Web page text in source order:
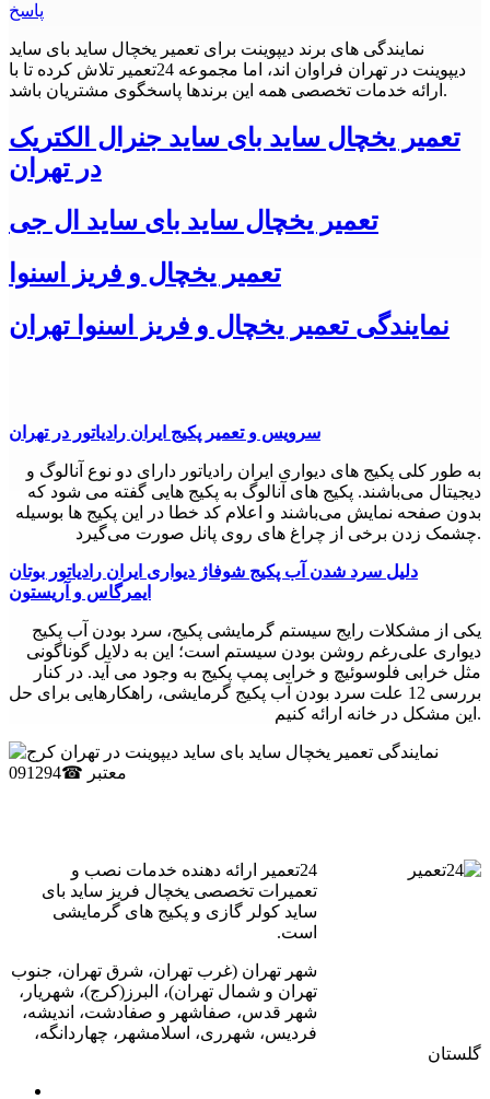
غذاهای تازه و منجمد بسیار مفید هستند. با این حال، همانطور که هر
دستگاه الکترونیکی دیگری، یخچال و فریزر دیپوینت نیز با مشکلات
و خرابی‌های خود روبرو می‌شوند. در این مقاله، به بررسی مشکلات
رایج یخچال و فریزر و راه‌حل‌های آن‌ها پرداختیم. با رعایت نکات
مهم و استفاده از تعمیرکاران ماهر و مجرب، می‌توانید دستگاه خود
را به بهترین شکل تعمیر کنید و از آن برای مدت طولانی استفاده
(غرب تهران، شرق تهران، جنوب
تهران و شمال تهران)
24تعمیر تلاش کرده است تا با جذب کارشناسان مجرب و متخصص
در زمنیه
تعمیر یخچال ساید بای ساید دیپوینت
در حومه شهر تهران و استان تهران پاسخگوی خدمات تعمیر و نصب
لوازم خانگی در شهرهایشهرری، اسلامشهر، چهاردانگه، گلستان،
باشد .
پاسخ
نمایندگی های برند دیپوینت برای تعمیر یخچال ساید بای ساید
دیپوینت در تهران فراوان اند، اما مجموعه 24تعمیر تلاش کرده تا با
ارائه خدمات تخصصی همه این برندها پاسخگوی مشتریان باشد.
تعمیر یخچال ساید بای ساید جنرال الکتریک
در تهران
تعمیر یخچال ساید بای ساید ال جی
تعمیر یخچال و فریز اسنوا
نمایندگی تعمیر یخچال و فریز اسنوا تهران
سرویس و تعمیر پکیج ایران رادیاتور در تهران
به طور کلی پکیج های دیواری ایران رادیاتور دارای دو نوع آنالوگ و
دیجیتال می‌باشند. پکیج های آنالوگ به پکیج هایی گفته می شود که
بدون صفحه نمایش می‌باشند و اعلام کد خطا در این پکیج ها بوسیله
چشمک زدن برخی از چراغ های روی پانل صورت می‌گیرد.
دلیل سرد شدن آب پکیج شوفاژ دیواری ایران رادیاتور بوتان
ایمرگاس و آریستون
یکی از مشکلات رایج سیستم گرمایشی پکیج، سرد بودن آب پکیج
دیواری علی‌رغم روشن بودن سیستم است؛ این به دلایل گوناگونی
مثل خرابی فلوسوئیچ و خرابی پمپ پکیج به وجود می آید. در کنار
بررسی 12 علت سرد بودن آب پکیج گرمایشی، راهکارهایی برای حل
این مشکل در خانه ارائه کنیم.
24تعمیر ارائه دهنده خدمات نصب و
تعمیرات تخصصی یخچال فریز ساید بای
ساید کولر گازی و پکیج های گرمایشی
است.
شهر تهران (غرب تهران، شرق تهران، جنوب
تهران و شمال تهران)، البرز(کرج)، شهریار،
شهر قدس، صفاشهر و صفادشت، اندیشه،
فردیس، شهرری، اسلامشهر، چهاردانگه،
گلستان